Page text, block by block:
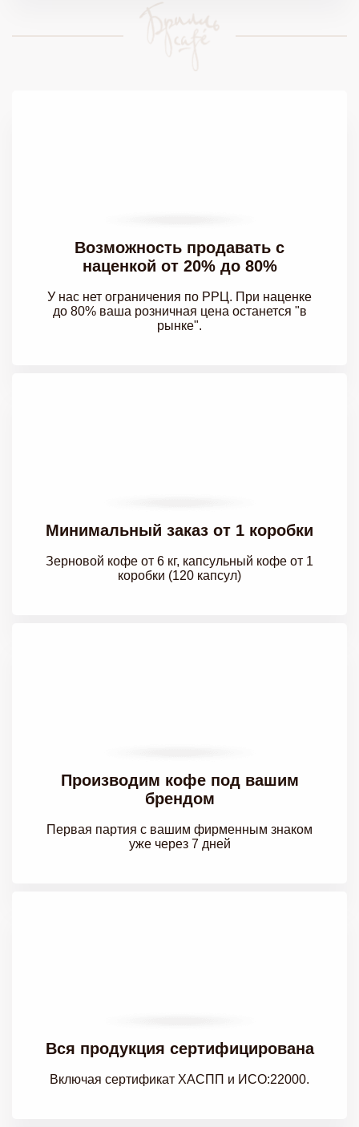
Возможность продавать с
наценкой от 20% до 80%
У нас нет ограничения по РРЦ. При наценке
до 80% ваша розничная цена останется "в
рынке".
Минимальный заказ от 1 коробки
Зерновой кофе от 6 кг, капсульный кофе от 1
коробки (120 капсул)
Производим кофе под вашим
брендом
Первая партия с вашим фирменным знаком
уже через7 дней
Вся продукция сертифицирована
Включая сертификат ХАСПП и ИСО:22000.